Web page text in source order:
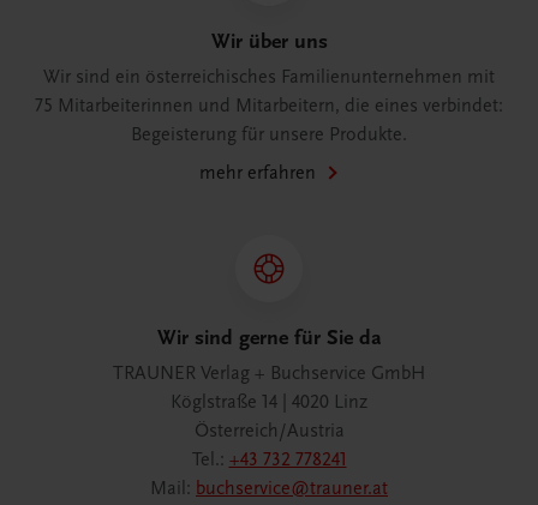
Wir über uns
Wir sind ein österreichisches Familienunternehmen mit
75 Mitarbeiterinnen und Mitarbeitern, die eines verbindet:
Begeisterung für unsere Produkte.
mehr erfahren
Wir sind gerne für Sie da
TRAUNER Verlag + Buchservice GmbH
Köglstraße 14 | 4020 Linz
Österreich/Austria
Tel.: +43 732 778241
Mail: buchservice@trauner.at